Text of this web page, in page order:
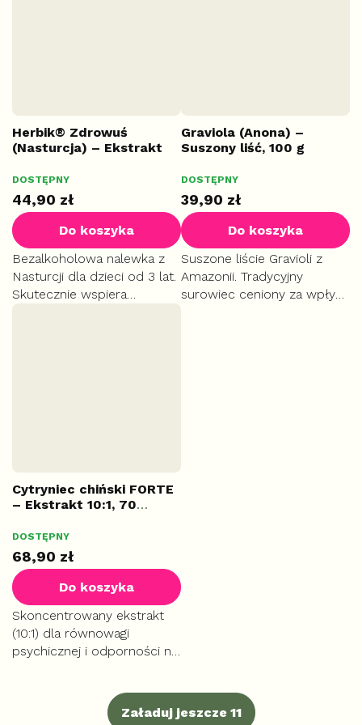
Herbik® Zdrowuś
(Nasturcja) – Ekstrakt
AKUT
DOSTĘPNY
44,90 zł
Do koszyka
Bezalkoholowa nalewka z
Nasturcji dla dzieci od 3 lat.
Skutecznie wspiera
Graviola (Anona) –
Suszony liść, 100 g
DOSTĘPNY
39,90 zł
Do koszyka
Suszone liście Gravioli z
Amazonii. Tradycyjny
surowiec ceniony za wpływ
Cytryniec chiński FORTE
– Ekstrakt 10:1, 70
DOSTĘPNY
68,90 zł
Do koszyka
Skoncentrowany ekstrakt
(10:1) dla równowagi
psychicznej i odporności na
oddechowe. Silny
Załaduj jeszcze 11